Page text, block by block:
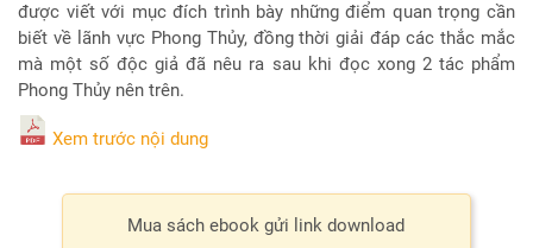
được viết với mục đích trình bày những điểm quan trọng cần
biết về lãnh vực Phong Thủy, đồng thời giải đáp các thắc mắc
mà một số độc giả đã nêu ra sau khi đọc xong 2 tác phẩm
Phong Thủy nên trên.
Xem trước nội dung
Mua sách ebook gửi link download